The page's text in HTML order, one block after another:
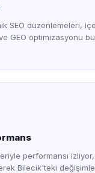
SEO düzenlemeleri,
GEO optimizasyonu
performansı
Bilecik'teki